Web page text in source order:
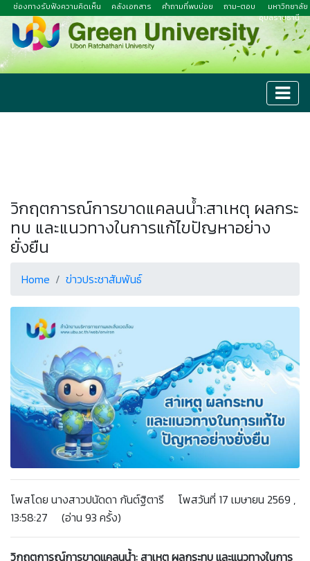
ช่องทางรับฟังความคิดเห็น คลังเอกสาร คำถามที่พบบ่อย ถาม-ตอบ
มหาวิทยาลัย
อุบลราชธานี
วิกฤตการณ์การขาดแคลนน้ำ:สาเหตุ ผลกระ
ทบ และแนวทางในการแก้ไขปัญหาอย่าง
ยั่งยืน
Home ข่าวประชาสัมพันธ์
โพสโดย นางสาวปนัดดา กันต์ฐิตารี โพสวันที่ 17 เมษายน 2569 ,
13:58:27 (อ่าน 93 ครั้ง)
วิกฤตการณ์การขาดแคลนน้ำ: สาเหตุ ผลกระทบ และแนวทางในการ